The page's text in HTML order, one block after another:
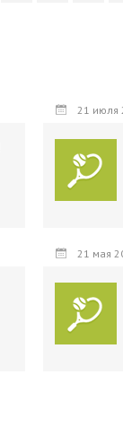
21 июля
21 мая